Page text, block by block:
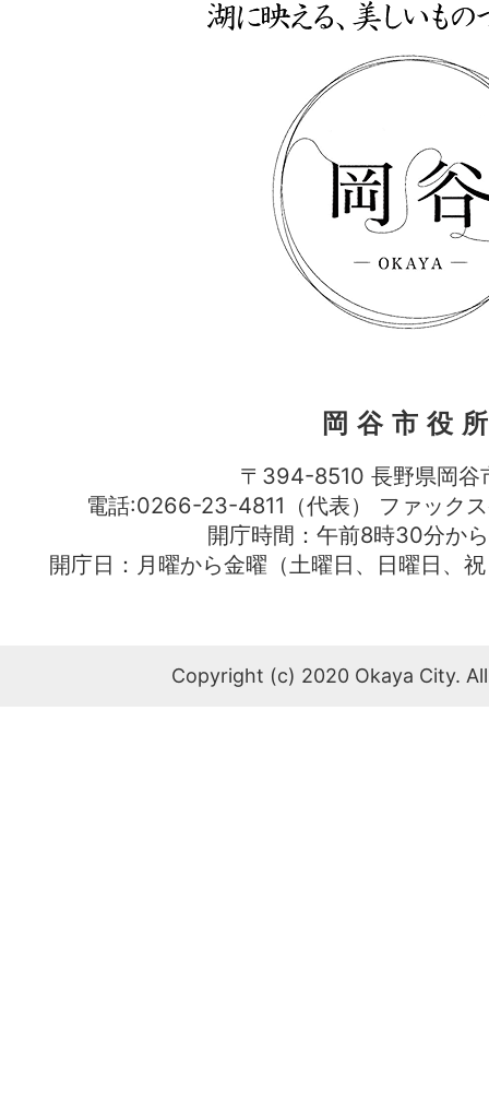
岡谷市役
〒394-8510 長野県岡谷
電話:0266-23-4811（代表） ファッ
開庁時間：午前8時30分か
開庁日：月曜から金曜（土曜日、日曜日、
Copyright (c) 2020 Okaya City.